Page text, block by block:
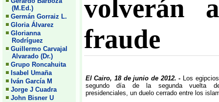
(M.Ed.)
Germán Gorraiz L.
Gloria Álvarez
Glorianna
Rodríguez
Guillermo Carvajal
Alvarado (Dr.)
Grupo Roncahuita
Isabel Umaña
Iván García M
Jorge J Cuadra
John Bisner U
volverán
fraude
El Cairo, 18 de junio de 2012. - Los
segundo día de la segunda vuelta
presidenciales, un duelo cerrado entre los